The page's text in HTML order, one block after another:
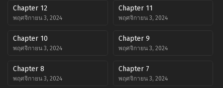
Chapter 12
พฤศจิกายน 3, 2024
Chapter 11
พฤศจิกายน 3, 2024
Chapter 10
พฤศจิกายน 3, 2024
Chapter 9
พฤศจิกายน 3, 2024
Chapter 8
พฤศจิกายน 3, 2024
Chapter 7
พฤศจิกายน 3, 2024